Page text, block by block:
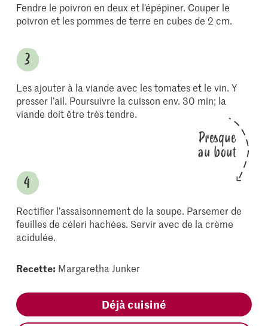
Fendre le poivron en deux et l’épépiner. Couper le
poivron et les pommes de terre en cubes de 2 cm.
Les ajouter à la viande avec les tomates et le vin. Y
presser l’ail. Poursuivre la cuisson env. 30 min; la
viande doit être très tendre.
Presque
au bout
Rectifier l’assaisonnement de la soupe. Parsemer de
feuilles de céleri hachées. Servir avec de la crème
acidulée.
Recette: Margaretha Junker
Déjà cuisiné